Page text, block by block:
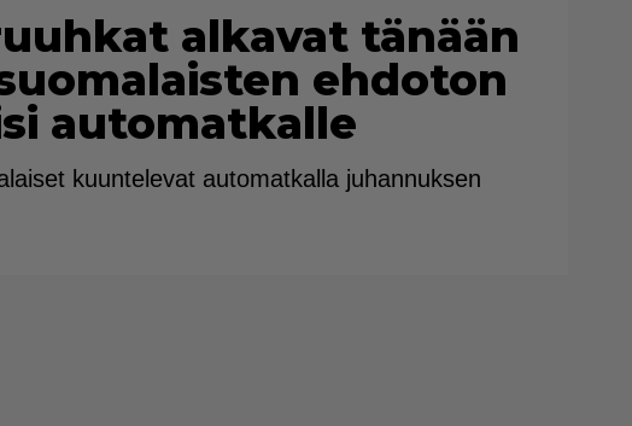
alkavat tänään
ehdoton
automatkalle
kuuntelevat automatkalla juhannuksen